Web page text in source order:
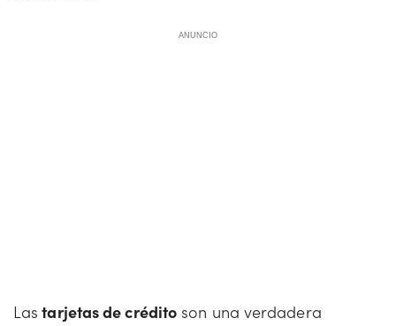
ANUNCIO
Las tarjetas de crédito son una verdadera